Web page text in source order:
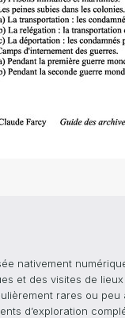
nativement
et des visites de
rares ou
d’exploration